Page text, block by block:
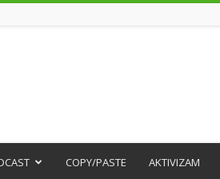
COPY/PASTE AKTIVIZAM